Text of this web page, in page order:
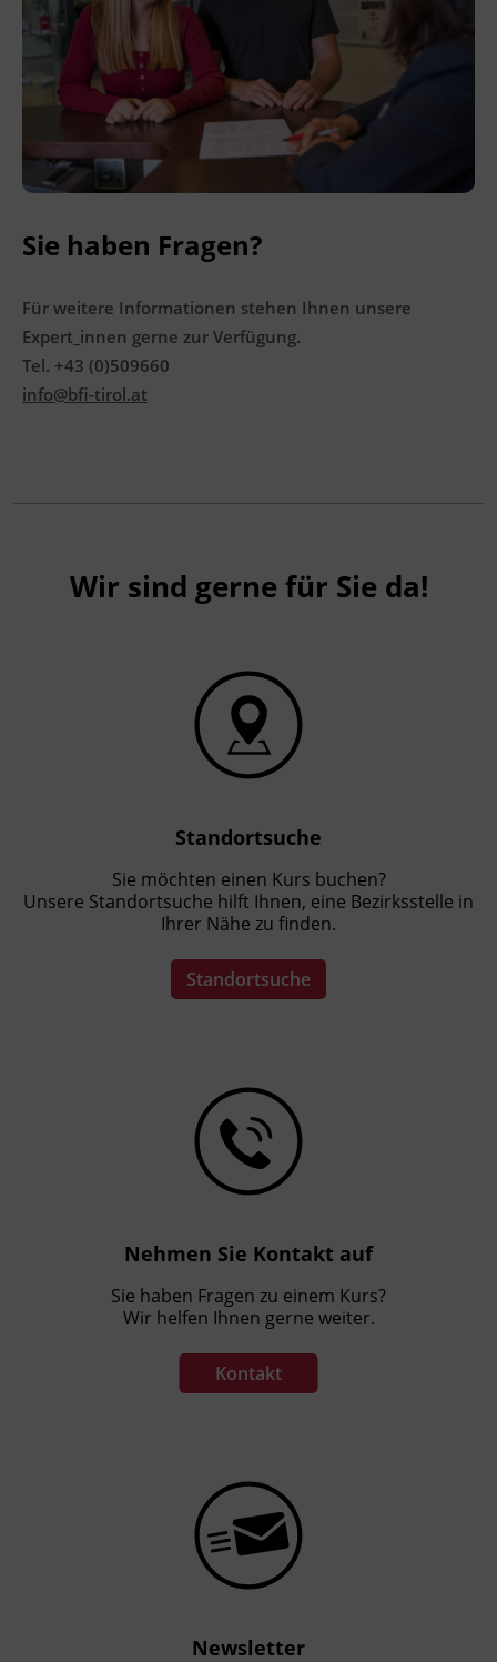
Förderhinweis
Das Land Tirol fördert bis zu maximal 30 %
der Kurskosten. Nähere Informationen finden
Sie unter
www.mein-update.at
Abschlussinformation
BGBl. II Nr. 13/2007 idgF unterrichtet nach
Verordnung, als ermächtigte
Ausbildungseinrichtung gemäß § 63
450/1994 idgF
Terminübersicht
Sie haben Fragen?
Für weitere Informationen stehen Ihnen unsere
Expert_innen gerne zur Verfügung.
Tel. +43 (0)509660
info@bfi-tirol.at
Wir sind gerne für Sie da!
Standortsuche
Sie möchten einen Kurs buchen?
Unsere Standortsuche hilft Ihnen, eine Bezirksstelle in
Ihrer Nähe zu finden.
Standortsuche
Nehmen Sie Kontakt auf
Sie haben Fragen zu einem Kurs?
Wir helfen Ihnen gerne weiter.
Kontakt
Newsletter